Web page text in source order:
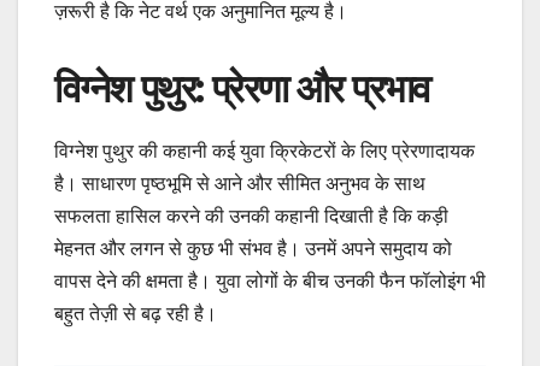
ज़रूरी है कि नेट वर्थ एक अनुमानित मूल्य है।
विग्नेश पुथुर: प्रेरणा और प्रभाव
विग्नेश पुथुर की कहानी कई युवा क्रिकेटरों के लिए प्रेरणादायक
है। साधारण पृष्ठभूमि से आने और सीमित अनुभव के साथ
सफलता हासिल करने की उनकी कहानी दिखाती है कि कड़ी
मेहनत और लगन से कुछ भी संभव है। उनमें अपने समुदाय को
वापस देने की क्षमता है। युवा लोगों के बीच उनकी फैन फॉलोइंग भी
बहुत तेज़ी से बढ़ रही है।